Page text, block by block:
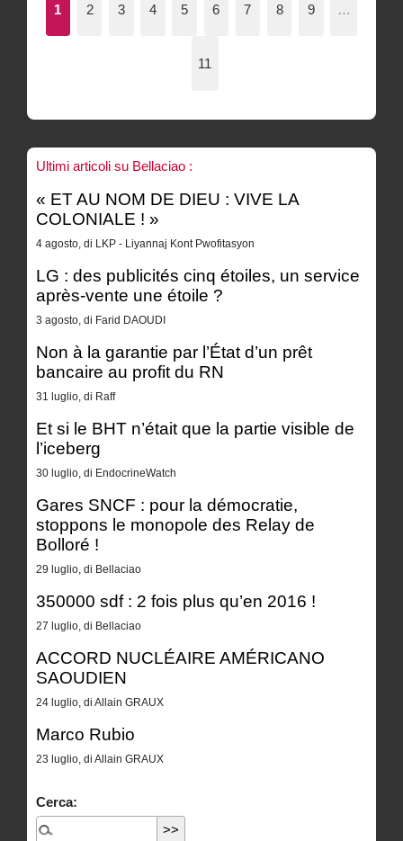
1 2 3 4 5 6 7 8 9 …
11
Ultimi articoli su Bellaciao :
« ET AU NOM DE DIEU : VIVE LA
COLONIALE ! »
4 agosto, di LKP - Liyannaj Kont Pwofitasyon
LG : des publicités cinq étoiles, un service
après-vente une étoile ?
3 agosto, di Farid DAOUDI
Non à la garantie par l’État d’un prêt
bancaire au profit du RN
31 luglio, di Raff
Et si le BHT n’était que la partie visible de
l’iceberg
30 luglio, di EndocrineWatch
Gares SNCF : pour la démocratie,
stoppons le monopole des Relay de
Bolloré !
29 luglio, di Bellaciao
350000 sdf : 2 fois plus qu’en 2016 !
27 luglio, di Bellaciao
ACCORD NUCLÉAIRE AMÉRICANO
SAOUDIEN
24 luglio, di Allain GRAUX
Marco Rubio
23 luglio, di Allain GRAUX
Cerca: